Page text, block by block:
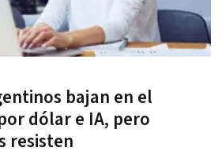
bajan en el
dólar e IA, pero
resisten